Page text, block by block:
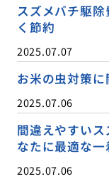
スズメバチ駆
く節約
2025.07.07
お米の虫対策
2025.07.06
間違えやすい
なたに最適な
2025.07.06